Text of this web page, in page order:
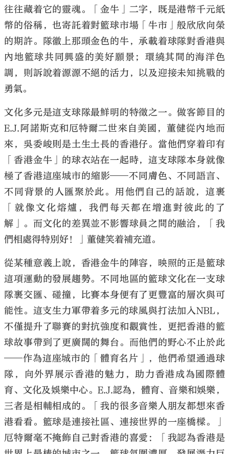
往往藏着它的靈魂。「金牛」二字，既是港幣千元紙
幣的俗稱，也寄託着對籃球市場「牛市」般欣欣向榮
的期許。隊徽上那頭金色的牛，承載着球隊對香港與
內地籃球共同興盛的美好願景；環繞其間的海洋色
調，則訴說着源源不絕的活力，以及迎接未知挑戰的
勇氣。
文化多元是這支球隊最鮮明的特徵之一。做客節目的
E.J.阿諾斯克和厄特爾二世來自美國，董健從內地而
來，吳委峻則是土生土長的香港仔。當他們穿着印有
「香港金牛」的球衣站在一起時，這支球隊本身就像
極了香港這座城市的縮影——不同膚色、不同語言、
不同背景的人匯聚於此。用他們自己的話說，這裹
「就像文化熔爐，我們每天都在增進對彼此的了
解」。而文化的差異並不影響球員之間的融洽，「我
們相處得特別好！」董健笑着補充道。
從某種意義上說，香港金牛的陣容，映照的正是籃球
這項運動的發展趨勢。不同地區的籃球文化在一支球
隊裹交匯、碰撞，比賽本身便有了更豐富的層次與可
能性。這支生力軍帶着多元的球風與打法加入NBL，
不僅提升了聯賽的對抗強度和觀賞性，更把香港的籃
球故事帶到了更廣闊的舞台。而他們的野心不止於此
——作為這座城市的「體育名片」，他們希望通過球
隊，向外界展示香港的魅力，助力香港成為國際體
育、文化及娛樂中心。E.J.認為，體育、音樂和娛樂，
三者是相輔相成的。「我的很多音樂人朋友都想來香
港看看。籃球是連接社區、連接世界的一座橋樑。」
厄特爾毫不掩飾自己對香港的喜愛：「我認為香港是